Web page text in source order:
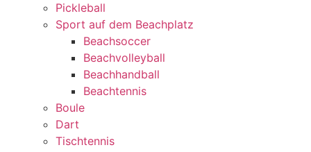
Pickleball
Sport auf dem Beachplatz
Beachsoccer
Beachvolleyball
Beachhandball
Beachtennis
Boule
Dart
Tischtennis